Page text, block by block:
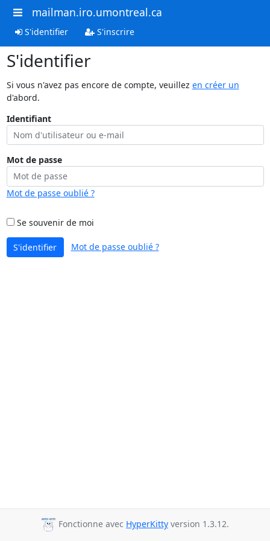
mailman.iro.umontreal.ca
S'identifier S'inscrire
S'identifier
Si vous n'avez pas encore de compte, veuillez en créer un
d'abord.
Identifiant
Mot de passe
Mot de passe oublié ?
Se souvenir de moi
S'identifier Mot de passe oublié ?
Fonctionne avec HyperKitty version 1.3.12.